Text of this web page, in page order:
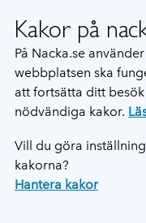
Kakor på
På Nacka.se
webbplatsen ska
att fortsätta ditt
nödvändiga kakor.
Vill du göra
kakorna?
Hantera kakor